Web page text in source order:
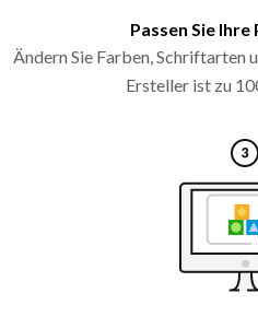
Passen Sie
Ändern Sie Farben, Schriftarten
Ersteller ist zu